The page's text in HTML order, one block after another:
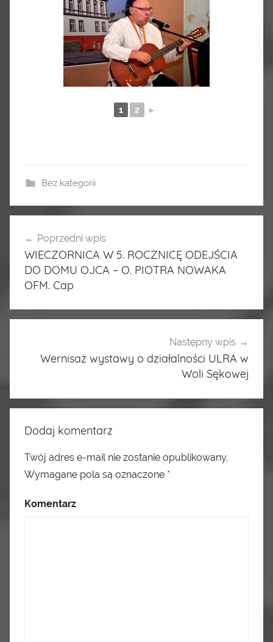
1 2 ►
Bez kategorii
Nawigacja
wpisu
Poprzedni wpis
WIECZORNICA W 5. ROCZNICĘ ODEJŚCIA
DO DOMU OJCA – O. PIOTRA NOWAKA
OFM. Cap
Następny wpis
Wernisaż wystawy o działalności ULRA w
Woli Sękowej
Dodaj komentarz
Twój adres e-mail nie zostanie opublikowany.
Wymagane pola są oznaczone *
Komentarz